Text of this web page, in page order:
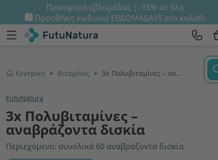
Προσφορά εβδομάδας | -15% σε όλα
Προσθήκη κωδικού ΕΒΔΟΜΑΔΑ15 στο καλάθι
Κεντρική Βιταμίνες 3x Πολυβιταμίνες – αναβράζοντα δισκία
FutuNatura
3x Πολυβιταμίνες –
αναβράζοντα δισκία
Περιεχόμενο: συνολικά 60 αναβράζοντα δισκία